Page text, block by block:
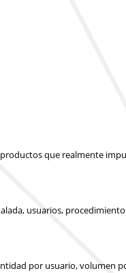
que realmente
usuarios,
por usuario, volumen